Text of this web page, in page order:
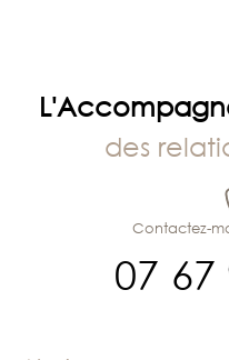
des
07 67
Contactez-